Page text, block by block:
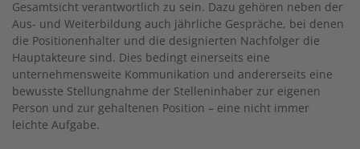
Gesamtsicht verantwortlich zu sein. Dazu gehören neben der
Aus- und Weiterbildung auch jährliche Gespräche, bei denen
die Positionenhalter und die designierten Nachfolger die
Hauptakteure sind. Dies bedingt einerseits eine
unternehmensweite Kommunikation und andererseits eine
bewusste Stellungnahme der Stelleninhaber zur eigenen
Person und zur gehaltenen Position – eine nicht immer
leichte Aufgabe.